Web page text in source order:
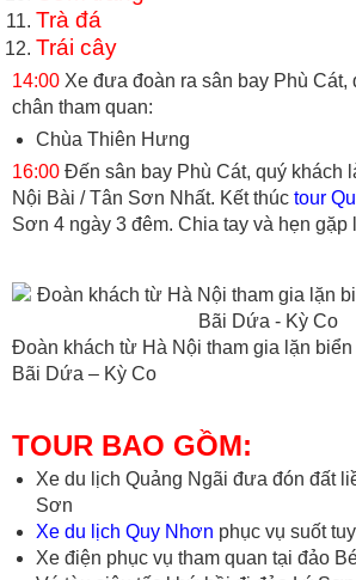
Trà đá
Trái cây
14:00 Xe đưa đoàn ra sân bay Phù Cát,
chân tham quan:
Chùa Thiên Hưng
16:00 Đến sân bay Phù Cát, quý khách
Nội Bài / Tân Sơn Nhất. Kết thúc tour
Sơn 4 ngày 3 đêm. Chia tay và hẹn gặp
Đoàn khách từ Hà Nội tham gia lặn biển
Bãi Dứa – Kỳ Co
TOUR BAO GỒM:
Xe du lịch Quảng Ngãi đưa đón đất
Sơn
Xe du lịch Quy Nhơn phục vụ suốt
Xe điện phục vụ tham quan tại đảo